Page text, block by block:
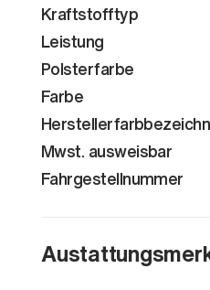
Kraftstofftyp
Leistung
Polsterfarbe
Farbe
Mwst. ausweisbar
Fahrgestellnummer